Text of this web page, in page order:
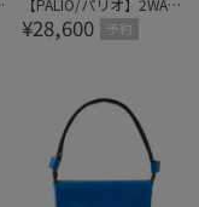
【PALIO/パリオ】2WAY
ハーフムーンショルダー
バッグ
¥28,600 予約